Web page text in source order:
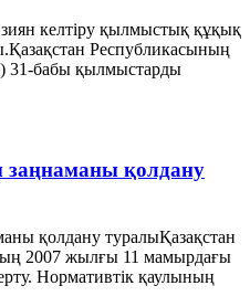
келтіру қылмыстық құқық
Республикасының
31-бабы қылмыстарды
заңнаманы қолдану
қолдану туралыҚазақстан
2007 жылғы 11 мамырдағы
Нормативтік қаулының